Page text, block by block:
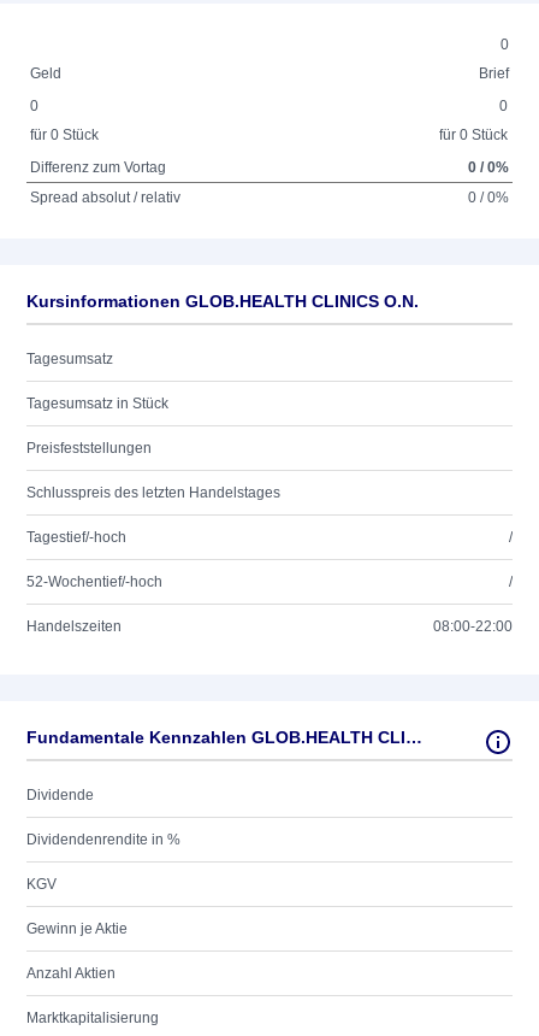
0
Geld
Brief
0
für 0 Stück
0
für 0 Stück
Differenz zum Vortag
0 / 0%
Spread absolut / relativ
0 / 0%
Kursinformationen GLOB.HEALTH CLINICS O.N.
Tagesumsatz
Tagesumsatz in Stück
Preisfeststellungen
Schlusspreis des letzten Handelstages
Tagestief/-hoch /
52-Wochentief/-hoch /
Handelszeiten 08:00-22:00
Fundamentale Kennzahlen GLOB.HEALTH CLINICS O.N.
Dividende
Dividendenrendite in %
KGV
Gewinn je Aktie
Anzahl Aktien
Marktkapitalisierung